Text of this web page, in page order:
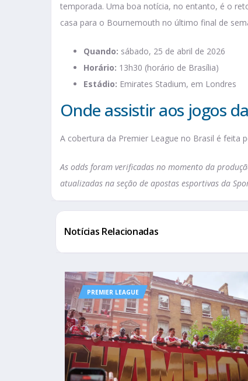
temporada. Uma boa notícia, no entanto, é o
casa para o Bournemouth no último final de
Quando: sábado, 25 de abril de 2026
Horário: 13h30 (horário de Brasília)
Estádio: Emirates Stadium, em Londres
Onde assistir aos jogos
A cobertura da Premier League no Brasil é feita
As odds foram verificadas no momento da
atualizadas na seção de apostas esportivas da
Notícias Relacionadas
PREMIER LEAGUE